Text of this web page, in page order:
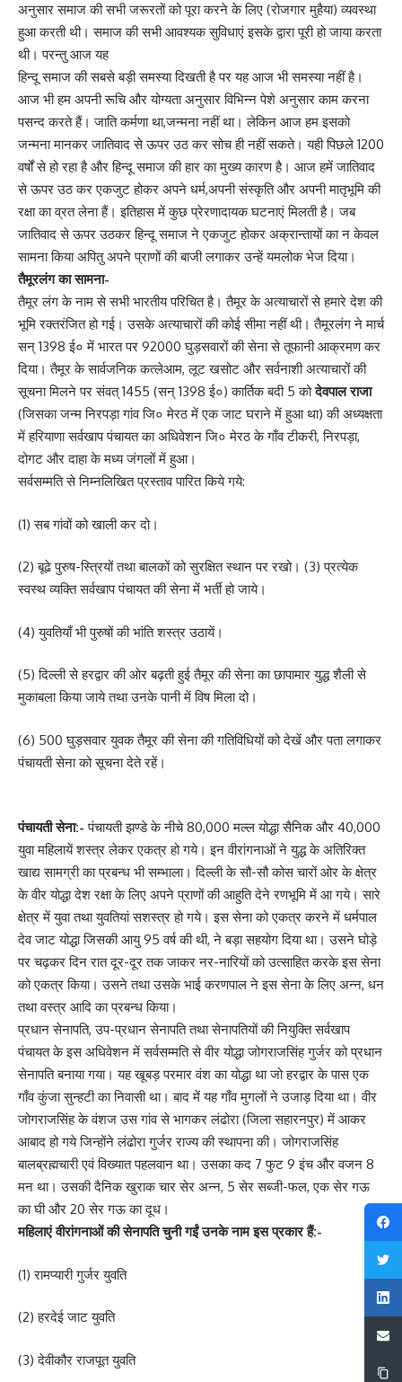
अनुसार समाज की सभी जरूरतों को पूरा करने के लिए (रोजगार मुहैया) व्यवस्था
हुआ करती थी। समाज की सभी आवश्यक सुविधाएं इसके द्वारा पूरी हो जाया करता
थी। परन्तु आज यह
हिन्दू समाज की सबसे बड़ी समस्या दिखती है पर यह आज भी समस्या नहीं है।
आज भी हम अपनी रूचि और योग्यता अनुसार विभिन्न पेशे अनुसार काम करना
पसन्द करते हैं। जाति कर्मणा था,जन्मना नहीं था। लेकिन आज हम इसको
जन्मना मानकर जातिवाद से ऊपर उठ कर सोच ही नहीं सकते। यही पिछले 1200
वर्षों से हो रहा है और हिन्दू समाज की हार का मुख्य कारण है। आज हमें जातिवाद
से ऊपर उठ कर एकजुट होकर अपने धर्म,अपनी संस्कृति और अपनी मातृभूमि की
रक्षा का व्रत लेना हैं। इतिहास में कुछ प्रेरणादायक घटनाएं मिलती है। जब
जातिवाद से ऊपर उठकर हिन्दू समाज ने एकजुट होकर अक्रान्तायों का न केवल
सामना किया अपितु अपने प्राणों की बाजी लगाकर उन्हें यमलोक भेज दिया।
तैमूरलंग का सामना-
तैमूर लंग के नाम से सभी भारतीय परिचित है। तैमूर के अत्याचारों से हमारे देश की
भूमि रक्तरंजित हो गई। उसके अत्याचारों की कोई सीमा नहीं थी। तैमूरलंग ने मार्च
सन् 1398 ई० में भारत पर 92000 घुड़सवारों की सेना से तूफानी आक्रमण कर
दिया। तैमूर के सार्वजनिक कत्लेआम, लूट खसोट और सर्वनाशी अत्याचारों की
सूचना मिलने पर संवत् 1455 (सन् 1398 ई०) कार्तिक बदी 5 कोदेवपाल राजा
(जिसका जन्म निरपड़ा गांव जि० मेरठ में एक जाट घराने में हुआ था) की अध्यक्षता
में हरियाणा सर्वखाप पंचायत का अधिवेशन जि० मेरठ के गाँव टीकरी, निरपड़ा,
दोगट और दाहा के मध्य जंगलों में हुआ।
सर्वसम्मति से निम्नलिखित प्रस्ताव पारित किये गये:
(1) सब गांवों को खाली कर दो।
(2) बूढे पुरुष-स्त्रियों तथा बालकों को सुरक्षित स्थान पर रखो। (3) प्रत्येक
स्वस्थ व्यक्ति सर्वखाप पंचायत की सेना में भर्ती हो जाये।
(4) युवतियाँ भी पुरुषों की भांति शस्त्र उठायें।
(5) दिल्ली से हरद्वार की ओर बढ़ती हुई तैमूर की सेना का छापामार युद्ध शैली से
मुकाबला किया जाये तथा उनके पानी में विष मिला दो।
(6) 500 घुड़सवार युवक तैमूर की सेना की गतिविधियों को देखें और पता लगाकर
पंचायती सेना को सूचना देते रहें।
पंचायती सेना:-पंचायती झण्डे के नीचे 80,000 मल्ल योद्धा सैनिक और 40,000
युवा महिलायें शस्त्र लेकर एकत्र हो गये। इन वीरांगनाओं ने युद्ध के अतिरिक्त
खाद्य सामग्री का प्रबन्ध भी सम्भाला। दिल्ली के सौ-सौ कोस चारों ओर के क्षेत्र
के वीर योद्धा देश रक्षा के लिए अपने प्राणों की आहुति देने रणभूमि में आ गये। सारे
क्षेत्र में युवा तथा युवतियां सशस्त्र हो गये। इस सेना को एकत्र करने में धर्मपाल
देव जाट योद्धा जिसकी आयु 95 वर्ष की थी, ने बड़ा सहयोग दिया था। उसने घोड़े
पर चढ़कर दिन रात दूर-दूर तक जाकर नर-नारियों को उत्साहित करके इस सेना
को एकत्र किया। उसने तथा उसके भाई करणपाल ने इस सेना के लिए अन्न, धन
तथा वस्त्र आदि का प्रबन्ध किया।
प्रधान सेनापति, उप-प्रधान सेनापति तथा सेनापतियों की नियुक्ति सर्वखाप
पंचायत के इस अधिवेशन में सर्वसम्मति से वीर योद्धा जोगराजसिंह गुर्जर को प्रधान
सेनापति बनाया गया। यह खूबड़ परमार वंश का योद्धा था जो हरद्वार के पास एक
गाँव कुंजा सुन्हटी का निवासी था। बाद में यह गाँव मुगलों ने उजाड़ दिया था। वीर
जोगराजसिंह के वंशज उस गांव से भागकर लंढोरा (जिला सहारनपुर) में आकर
आबाद हो गये जिन्होंने लंढोरा गुर्जर राज्य की स्थापना की। जोगराजसिंह
बालब्रह्मचारी एवं विख्यात पहलवान था। उसका कद 7 फुट 9 इंच और वजन 8
मन था। उसकी दैनिक खुराक चार सेर अन्न, 5 सेर सब्जी-फल, एक सेर गऊ
का घी और 20 सेर गऊ का दूध।
महिलाएं वीरांगनाओं की सेनापति चुनी गईं उनके नाम इस प्रकार हैं:-
(1) रामप्यारी गुर्जर युवति
(2) हरदेई जाट युवति
(3) देवीकौर राजपूत युवति